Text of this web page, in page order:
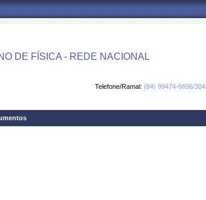
DE FÍSICA - REDE NACIONAL
Telefone/Ramal: (84) 99474-6696/304